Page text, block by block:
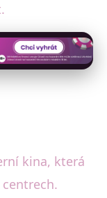
kina, která